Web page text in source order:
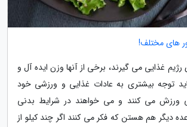
رژیم غذایی می گیرند، برخی از آنها وزن ایده آل و
توجه بیشتری به عادات غذایی و ورزشی خود
ورزش می کنند و می خواهند در شرایط بدنی
عده دیگر هم هستن که فکر می کنند اگر چند کیلو از